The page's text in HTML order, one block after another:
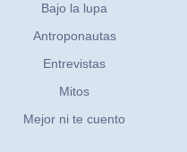
Bajo la lupa
Antroponautas
Entrevistas
Mitos
Mejor ni te cuento